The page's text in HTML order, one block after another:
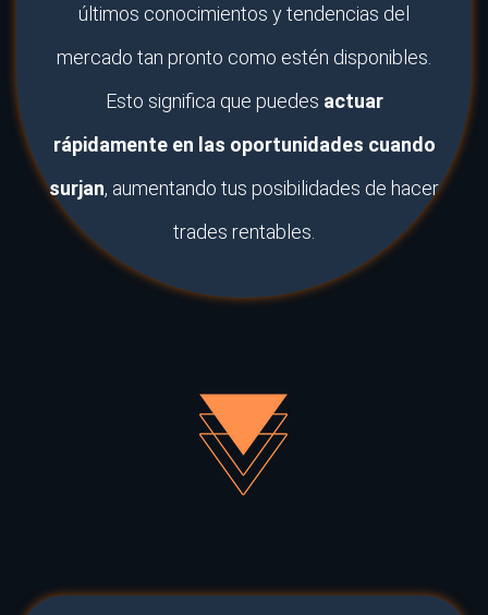
últimos conocimientos y tendencias del
mercado tan pronto como estén disponibles.
Esto significa que puedes actuar
rápidamente en las oportunidades cuando
surjan, aumentando tus posibilidades de hacer
trades rentables.